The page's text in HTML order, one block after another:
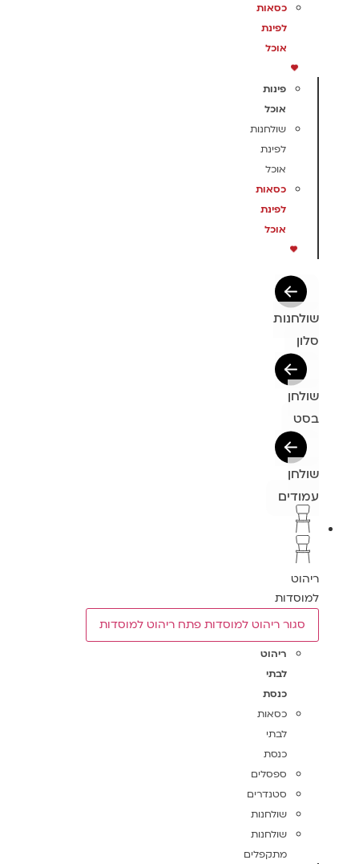
כסאות
לפינת
אוכל
פינות
אוכל
שולחנות
לפינת
אוכל
כסאות
לפינת
אוכל
שולחנות
סלון
שולחן
בסט
שולחן
עמודים
ריהוט
למוסדות
סגור ריהוט למוסדות פתח ריהוט למוסדות
ריהוט
לבתי
כנסת
כסאות
לבתי
כנסת
ספסלים
סטנדרים
שולחנות
שולחנות
מתקפלים